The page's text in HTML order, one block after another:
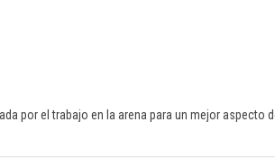
por el trabajo en la arena para un mejor aspecto